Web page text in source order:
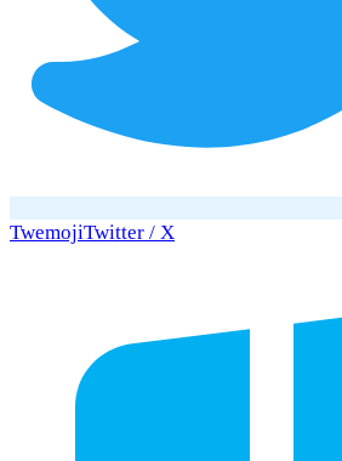
TwemojiTwitter / X